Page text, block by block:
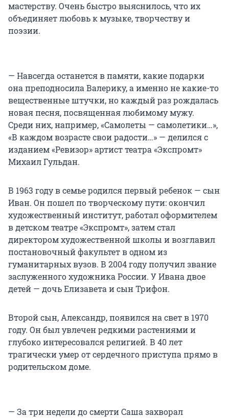
мастерству. Очень быстро выяснилось, что их
объединяет любовь к музыке, творчеству и
поэзии.
— Навсегда останется в памяти, какие подарки
она преподносила Валерику, а именно не какие-то
вещественные штучки, но каждый раз рождалась
новая песня, посвященная любимому мужу.
Среди них, например, «Самолеты — самолетики…»,
«В каждом возрасте свои радости…» — делился с
изданием «Ревизор» артист театра «Экспромт»
Михаил Гульдан.
В 1963 году в семье родился первый ребенок — сын
Иван. Он пошел по творческому пути: окончил
художественный институт, работал оформителем
в детском театре «Экспромт», затем стал
директором художественной школы и возглавил
постановочный факультет в одном из
гуманитарных вузов. В 2004 годуполучил звание
заслуженного художника России. У Ивана двое
детей — дочь Елизавета и сын Трифон.
Второй сын, Александр, появился на свет в 1970
году. Он был увлечен редкими растениями и
глубоко интересовался религией. В 40 лет
трагически умер от сердечного приступа прямо в
родительском доме.
— За три недели до смерти Саша захворал